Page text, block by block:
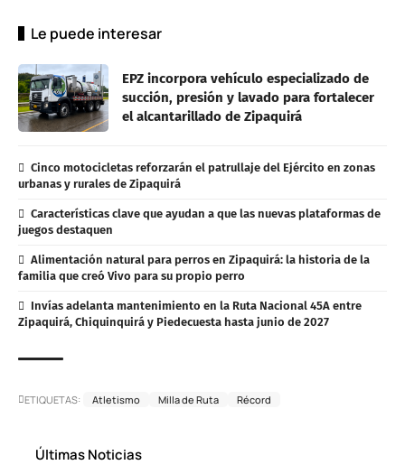
Le puede interesar
EPZ incorpora vehículo especializado de
succión, presión y lavado para fortalecer
el alcantarillado de Zipaquirá
Cinco motocicletas reforzarán el patrullaje del Ejército en zonas
urbanas y rurales de Zipaquirá
Características clave que ayudan a que las nuevas plataformas de
juegos destaquen
Alimentación natural para perros en Zipaquirá: la historia de la
familia que creó Vivo para su propio perro
Invías adelanta mantenimiento en la Ruta Nacional 45A entre
Zipaquirá, Chiquinquirá y Piedecuesta hasta junio de 2027
ETIQUETAS: Atletismo Milla de Ruta Récord
Últimas Noticias